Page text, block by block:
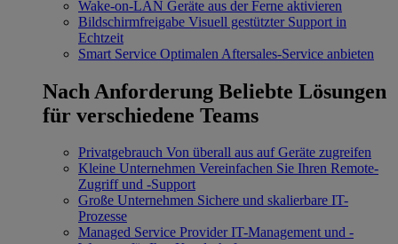
Wake-on-LAN Geräte aus der Ferne aktivieren
Bildschirmfreigabe Visuell gestützter Support in
Echtzeit
Smart Service Optimalen Aftersales-Service anbieten
Nach Anforderung Beliebte Lösungen
für verschiedene Teams
Privatgebrauch Von überall aus auf Geräte zugreifen
Kleine Unternehmen Vereinfachen Sie Ihren Remote-
Zugriff und -Support
Große Unternehmen Sichere und skalierbare IT-
Prozesse
Managed Service Provider IT-Management und -